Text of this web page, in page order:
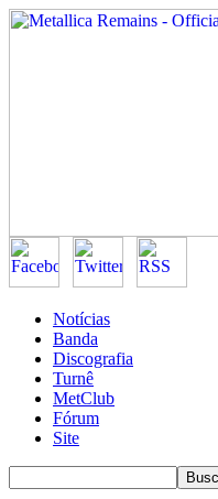
Notícias
Banda
Discografia
Turnê
MetClub
Fórum
Site